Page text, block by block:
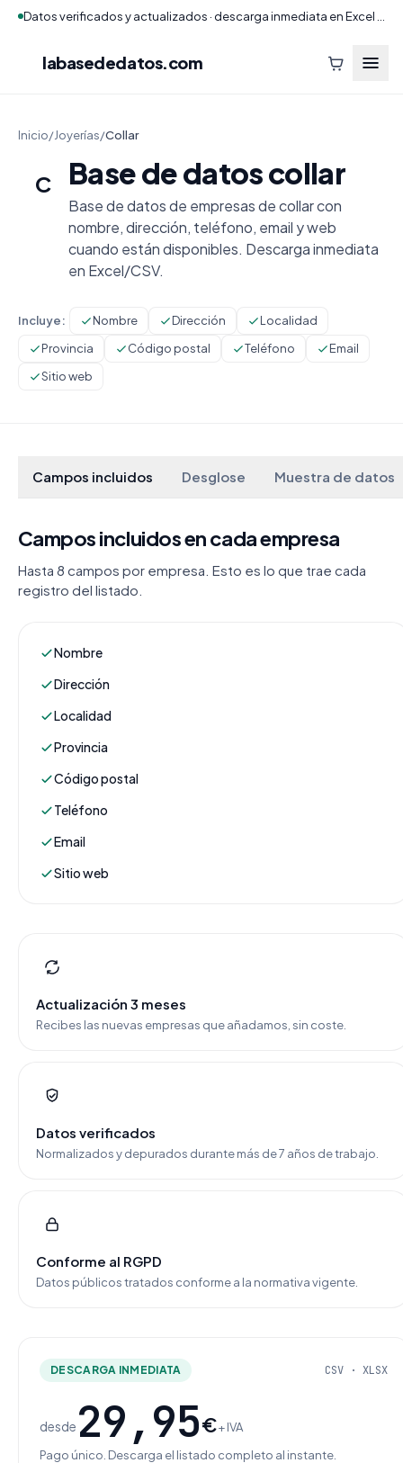
labasededatos.com
Inicio/Joyerías/Collar
C Base de datos collar
Base de datos de empresas de collar con
nombre, dirección, teléfono, email y web
cuando están disponibles. Descarga inmediata
en Excel/CSV.
Incluye: Nombre Dirección
Localidad
Provincia
Código postal Teléfono
Email
Sitio web
Campos incluidos Desglose Muestra de datos
Campos incluidos en cada empresa
Hasta 8 campos por empresa. Esto es lo que trae cada
registro del listado.
Nombre
Dirección
Localidad
Provincia
Código postal
Teléfono
Email
Sitio web
Actualización 3 meses
Recibes las nuevas empresas que añadamos, sin coste.
Datos verificados
Normalizados y depurados durante más de 7 años de trabajo.
Conforme al RGPD
Datos públicos tratados conforme a la normativa vigente.
DESCARGA INMEDIATA CSV · XLSX
desde 29,95€+ IVA
Pago único. Descarga el listado completo al instante.